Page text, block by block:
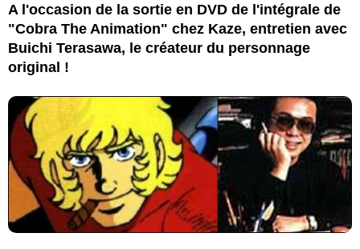
A l'occasion de la sortie en DVD de l'intégrale de
"Cobra The Animation" chez Kaze, entretien avec
Buichi Terasawa, le créateur du personnage
original !